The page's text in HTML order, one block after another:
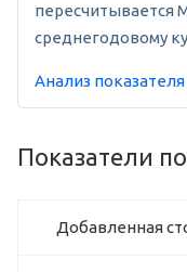
среднегодовому
Анализ показателя
Показатели
Добавленная